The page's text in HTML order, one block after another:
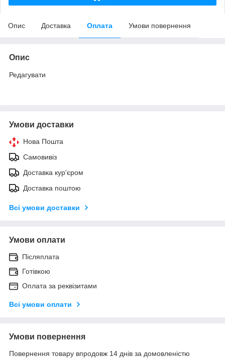
Опис Доставка Оплата Умови повернення
Опис
Редагувати
Умови доставки
Нова Пошта
Самовивіз
Доставка кур'єром
Доставка поштою
Всі умови доставки
Умови оплати
Післяплата
Готівкою
Оплата за реквізитами
Всі умови оплати
Умови повернення
Повернення товару впродовж 14 днів за домовленістю